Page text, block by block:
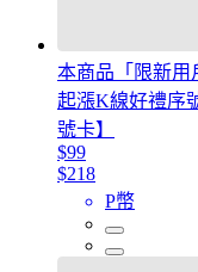
本商品「限新用
起漲K線好禮序
號卡】
$99
$218
P幣